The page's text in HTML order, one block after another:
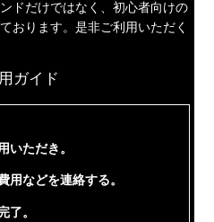
ドだけではなく、初心者向けの
おります。是非ご利用いただく
ガイド
いただき。
用などを連絡する。
了。